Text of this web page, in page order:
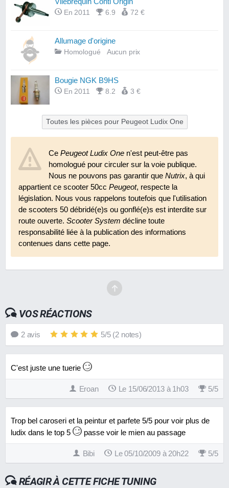
En 2011 6.9 72 €
Allumage d'origine
Homologué Aucun prix
Bougie NGK B9HS
En 2011 8.2 3 €
Toutes les pièces pour Peugeot Ludix One
CePeugeot Ludix One n'est peut-être pas
homologué pour circuler sur la voie publique.
Nous ne pouvons pas garantir queNutrix, à qui
appartient ce scooter 50cc Peugeot, respecte la
législation. Nous vous rappelons toutefois que l'utilisation
de scooters 50 débridé(e)s ou gonflé(e)s est interdite sur
route ouverte. Scooter System décline toute
responsabilité liée à la publication des informations
contenues dans cette page.
VOS RÉACTIONS
2avis 5/5(2 notes)
C'est juste une tuerie
Eroan Le 15/06/2013 à 1h03 5/5
Trop bel caroseri et la peintur et parfete 5/5 pour voir plus de
ludix dans le top 5
passe voir le mien au passage
Bibi Le 05/10/2009 à 20h22 5/5
RÉAGIR À CETTE FICHE TUNING